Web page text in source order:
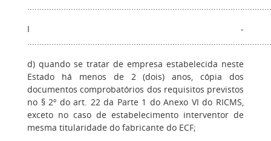
I -
d) quando se tratar de empresa estabelecida neste
Estado há menos de 2 (dois) anos, cópia dos
documentos comprobatórios dos requisitos previstos
no § 2º do art. 22 da Parte 1 do Anexo VI do RICMS,
exceto no caso de estabelecimento interventor de
mesma titularidade do fabricante do ECF;